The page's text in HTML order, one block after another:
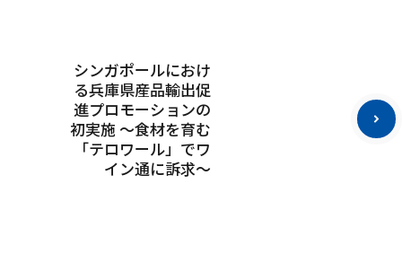
シンガポールにおけ
る兵庫県産品輸出促
進プロモーションの
初実施 ～食材を育む
「テロワール」でワ
イン通に訴求～